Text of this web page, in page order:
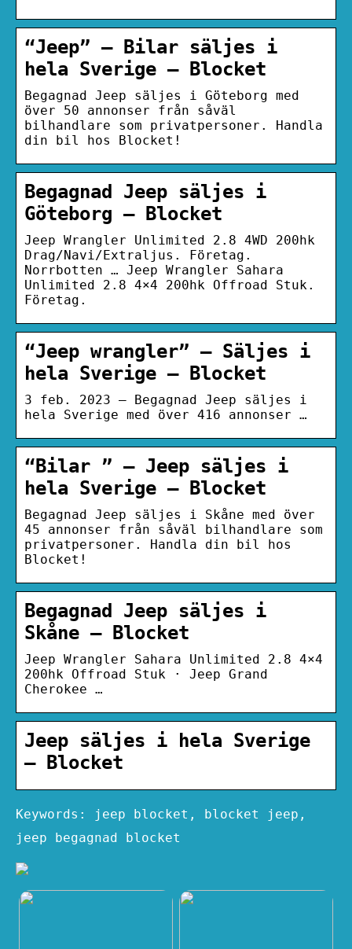
“Jeep” – Bilar säljes i
hela Sverige – Blocket
Begagnad Jeep säljes i Göteborg med
över 50 annonser från såväl
bilhandlare som privatpersoner. Handla
din bil hos Blocket!
Begagnad Jeep säljes i
Göteborg – Blocket
Jeep Wrangler Unlimited 2.8 4WD 200hk
Drag/Navi/Extraljus. Företag.
Norrbotten … Jeep Wrangler Sahara
Unlimited 2.8 4×4 200hk Offroad Stuk.
Företag.
“Jeep wrangler” – Säljes i
hela Sverige – Blocket
3 feb. 2023 — Begagnad Jeep säljes i
hela Sverige med över 416 annonser …
“Bilar ” – Jeep säljes i
hela Sverige – Blocket
Begagnad Jeep säljes i Skåne med över
45 annonser från såväl bilhandlare som
privatpersoner. Handla din bil hos
Blocket!
Begagnad Jeep säljes i
Skåne – Blocket
Jeep Wrangler Sahara Unlimited 2.8 4×4
200hk Offroad Stuk · Jeep Grand
Cherokee …
Jeep säljes i hela Sverige
– Blocket
Keywords: jeep blocket, blocket jeep,
jeep begagnad blocket